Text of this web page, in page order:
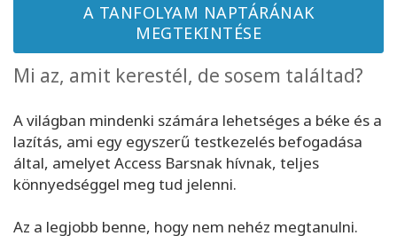
More
Hírek
A TANFOLYAM NAPTÁRÁNAK
MEGTEKINTÉSE
Mi az, amit kerestél, de sosem találtad?
A világban mindenki számára lehetséges a béke és a
lazítás, ami egy egyszerű testkezelés befogadása
által, amelyet Access Barsnak hívnak, teljes
könnyedséggel meg tud jelenni.
Az a legjobb benne, hogy nem nehéz megtanulni.